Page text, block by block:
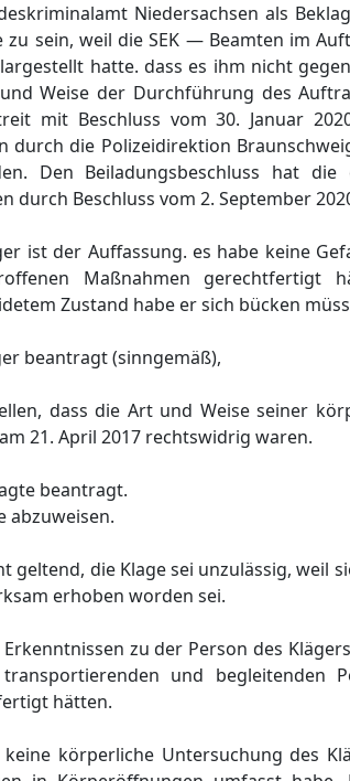
Niedersachsen als
zu sein, weil die SEK — Beamten im
hatte. dass es ihm nicht
Weise der Durchführung des
mit Beschluss vom 30. Januar
durch die Polizeidirektion
Den Beiladungsbeschluss hat
durch Beschluss vom 2. September
ist der Auffassung. es habe keine
Maßnahmen gerechtfertigt
Zustand habe er sich bücken
beantragt (sinngemäß),
dass die Art und Weise seiner
21. April 2017 rechtswidrig waren.
beantragt.
abzuweisen.
geltend, die Klage sei unzulässig, weil
erhoben worden sei.
zu der Person des
und begleitenden
hätten.
keine körperliche Untersuchung des